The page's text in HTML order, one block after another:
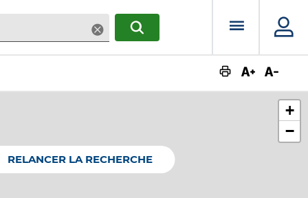
SupprimerRECHERCHERMenu
+
−
RELANCER LA RECHERCHE